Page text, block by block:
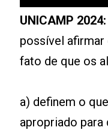
UNICAMP
possível
fato de que os
a) definem o
apropriado para